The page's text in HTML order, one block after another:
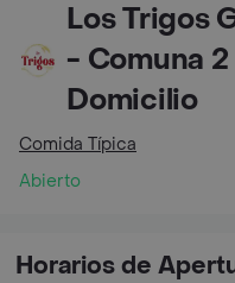
Los Trigos
- Comuna
Domicilio
Comida Típica
Abierto
Horarios de